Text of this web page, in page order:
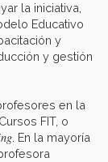
la iniciativa,
Educativo
y
y gestión
en la
FIT, o
. En la mayoría